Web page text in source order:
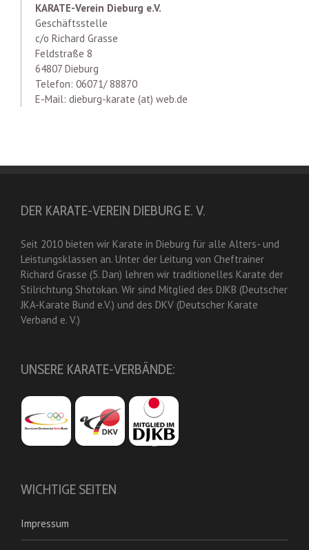
KARATE-Verein Dieburg e.V.
Geschäftsstelle
c/o Richard Grasse
Feldstraße 8
64807 Dieburg
Telefon: 06071/ 88870
E-Mail: dieburg-karate (at) web.de
DER KARATE-VEREIN DIEBURG E. V.
Seit 2010 bieten wir Karate in Dieburg für alle Alters- und
Leistungsklassen an. Unter der Leitung von Cheftrainer
Richard Grasse (5. Dan) lehren wir traditionelles Karate der
Stilrichtung Shotokan. Wir sind Mitglied des DJKB (Deutscher
JKA-Karate Bund e.V.) und des DKV (Deutscher Karate
Verband e. V.)
UNSERE KARATE-VERBÄNDE:
WICHTIGE SEITEN
Impressum